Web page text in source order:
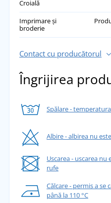
Croială
Imprimare și
broderie
Contact cu producătorul
Îngrijirea
Spălare -
Albire - albirea nu
Uscarea - uscarea
rufe
Călcare - permis a
până la 110 °C